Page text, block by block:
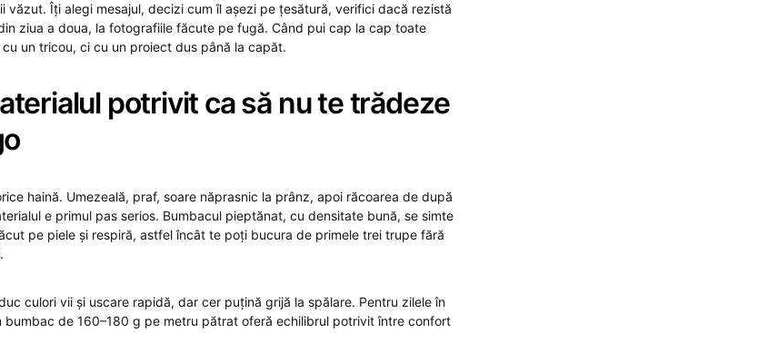
văzut. Îți alegi mesajul, decizi cum îl așezi pe țesătură, verifici dacă rezistă
ziua a doua, la fotografiile făcute pe fugă. Când pui cap la cap toate
un tricou, ci cu un proiect dus până la capăt.
potrivit ca să nu te trădeze
haină. Umezeală, praf, soare năprasnic la prânz, apoi răcoarea de după
e primul pas serios. Bumbacul pieptănat, cu densitate bună, se simte
pe piele și respiră, astfel încât te poți bucura de primele trei trupe fără
culori vii și uscare rapidă, dar cer puțină grijă la spălare. Pentru zilele în
bumbac de 160–180 g pe metru pătrat oferă echilibrul potrivit între confort